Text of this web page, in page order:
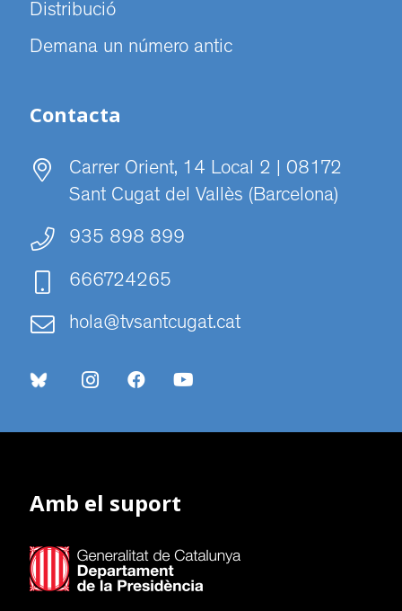
Distribució
Demana un número antic
Contacta
Carrer Orient, 14 Local 2 | 08172
Sant Cugat del Vallès (Barcelona)
935 898 899
666724265
hola@tvsantcugat.cat
Amb el suport